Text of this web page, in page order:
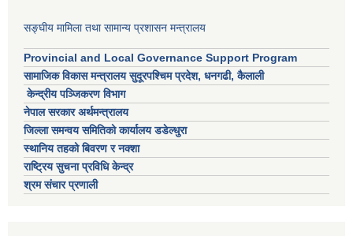
सङ्घीय मामिला तथा सामान्य प्रशासन मन्त्रालय
Provincial and Local Governance Support Program
सामाजिक विकास मन्त्रालय सुदूरपश्चिम प्रदेश, धनगढी, कैलाली
केन्द्रीय पञ्जिकरण विभाग
नेपाल सरकार अर्थमन्त्रालय
जिल्ला समन्वय समितिको कार्यालय डडेल्धुरा
स्थानिय तहको बिवरण र नक्शा
राष्ट्रिय सुचना प्रविधि केन्द्र
श्रम संचार प्रणाली